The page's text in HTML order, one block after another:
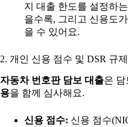
지 대출 한도를 설정하
을수록, 그리고 신용도
을 수 있어요.
2. 개인 신용 점수 및 DSR 규
자동차 번호판 담보 대출은 담
용을 함께 심사해요.
신용 점수: 신용 점수